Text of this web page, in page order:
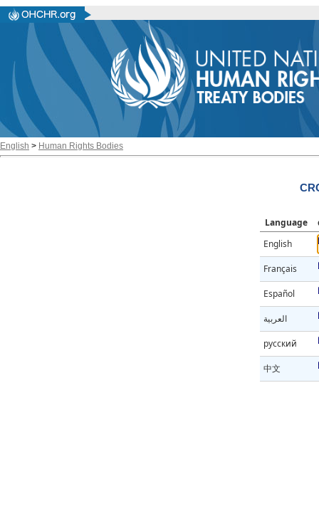
English > Human Rights Bodies
Language
English
Français
Español
العربية
русский
中文